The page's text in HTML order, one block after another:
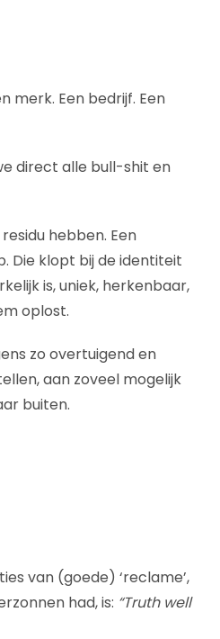
merk. Een bedrijf. Een
direct alle bull-shit en
hebben. Een
Die klopt bij de identiteit
is, uniek, herkenbaar,
oplost.
zo overtuigend en
aan zoveel mogelijk
buiten.
van (goede) ‘reclame’,
had, is: “Truth well